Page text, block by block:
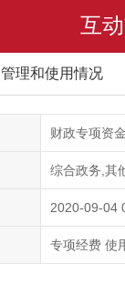
互
理和使用情况
财政专项资
综合政务,其
2020-09-04
专项经费 使